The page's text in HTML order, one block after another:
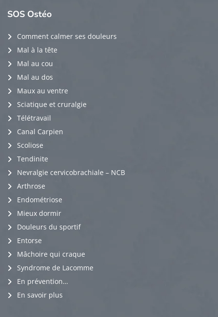
SOS Ostéo
Comment calmer ses douleurs
Mal à la tête
Mal au cou
Mal au dos
Maux au ventre
Sciatique et cruralgie
Télétravail
Canal Carpien
Scoliose
Tendinite
Nevralgie cervicobrachiale – NCB
Arthrose
Endométriose
Mieux dormir
Douleurs du sportif
Entorse
Mâchoire qui craque
Syndrome de Lacomme
En prévention…
En savoir plus